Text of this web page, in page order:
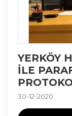
YERKÖY
ILE
30-12-2020